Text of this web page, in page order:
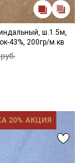
ш.1.5м,
43%, 200гр/м.кв
20% АКЦИЯ